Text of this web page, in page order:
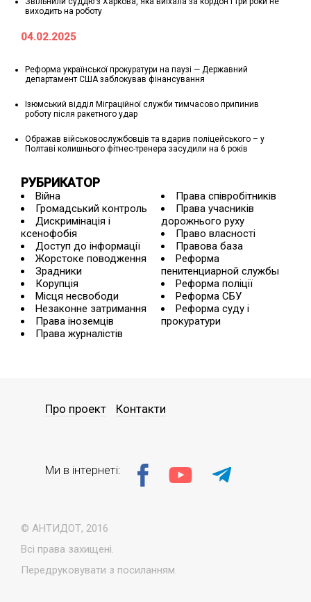
виходить на роботу
04.02.2025
Реформа української прокуратури на паузі — Державний
департамент США заблокував фінансування
Ізюмський відділ Міграційної служби тимчасово припинив
роботу після ракетного удар
Ображав військовослужбовців та вдарив поліцейського – у
Полтаві колишнього фітнес-тренера засудили на 6 років
РУБРИКАТОР
Війна
Громадський контроль
Дискримінація і
ксенофобія
Доступ до інформації
Жорстоке поводження
Зрадники
Корупція
Місця несвободи
Незаконне затримання
Права іноземців
Права журналістів
Права співробітників
Права учасників
дорожнього руху
Право власності
Правова база
Реформа
пенитенциарной службы
Реформа поліції
Реформа СБУ
Реформа суду і
прокуратури
© АНТИДОТ, 2016
Всі права захищені.
Передруковувати з посиланням.
Про проект Контакти
Ми в інтернеті: